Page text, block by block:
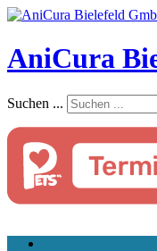
AniCura
Suchen ...